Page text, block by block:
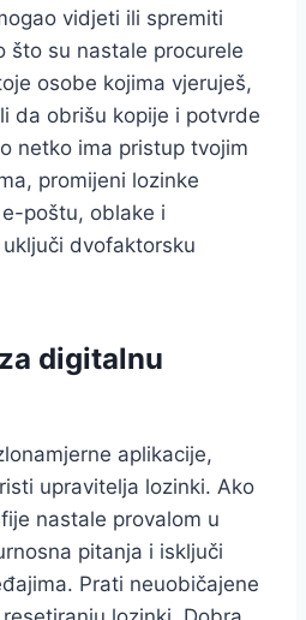
vidjeti ili spremiti
što su nastale procurele
osobe kojima vjeruješ,
da obrišu kopije i potvrde
netko ima pristup tvojim
promijeni lozinke
poštu, oblake i
dvofaktorsku
digitalnu
aplikacije,
upravitelja lozinki. Ako
nastale provalom u
pitanja i isključi
Prati neuobičajene